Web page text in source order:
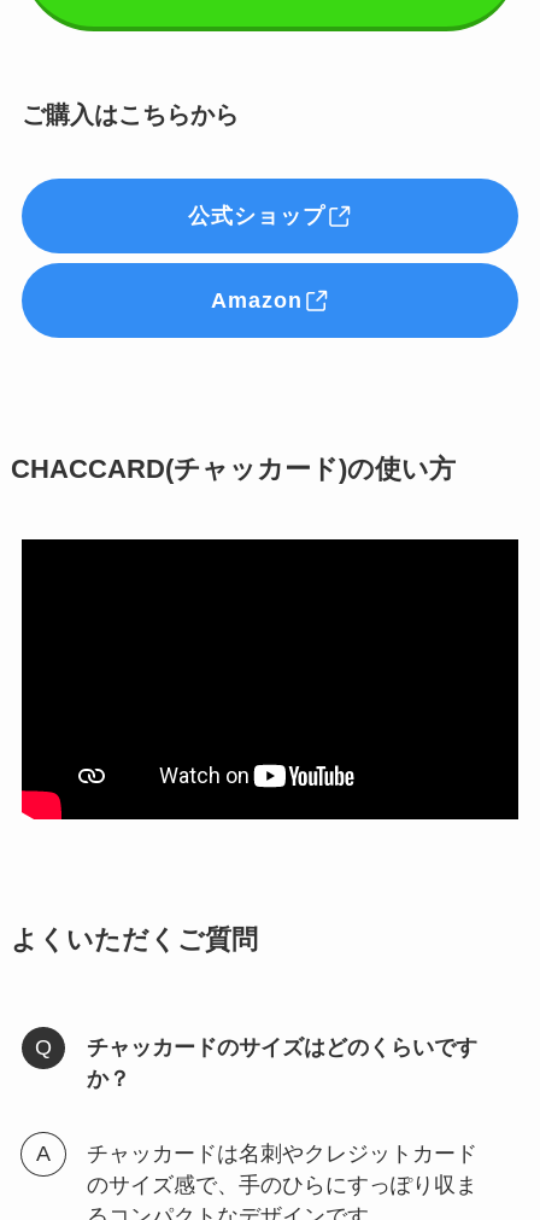
ご購入はこちらから
公式ショップ
Amazon
CHACCARD(チャッカード)の使い方
よくいただくご質問
チャッカードのサイズはどのくらいです
か？
チャッカードは名刺やクレジットカード
のサイズ感で、手のひらにすっぽり収ま